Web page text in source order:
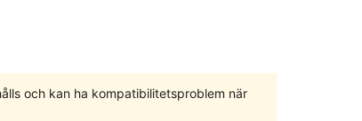
och kan ha kompatibilitetsproblem när